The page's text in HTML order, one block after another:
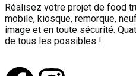
Réalisez votre projet de food
mobile, kiosque, remorque,
image et en toute sécurité.
de tous les possibles !